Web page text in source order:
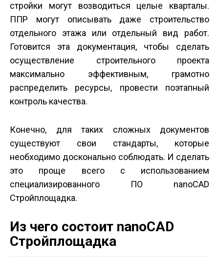
стройки могут возводиться целые кварталы.
ППР могут описывать даже строительство
отдельного этажа или отдельный вид работ.
Готовится эта документация, чтобы сделать
осуществление строительного проекта
максимально эффективным, грамотно
распределить ресурсы, провести поэтапный
контроль качества.
Конечно, для таких сложных документов
существуют свои стандарты, которые
необходимо досконально соблюдать. И сделать
это проще всего с использованием
специализированного ПО nanoCAD
Стройплощадка.
Из чего состоит nanoCAD
Стройплощадка